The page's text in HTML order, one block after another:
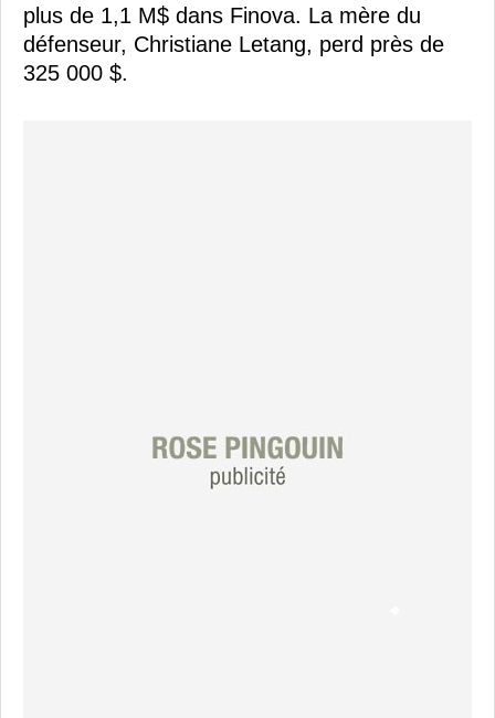
plus de 1,1 M$ dans Finova. La mère du
défenseur, Christiane Letang, perd près de
325 000 $.